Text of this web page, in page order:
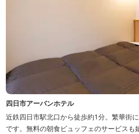
四日市アーバンホテル
近鉄四日市駅北口から徒歩約1分。繁華街
です。無料の朝食ビュッフェのサービスも